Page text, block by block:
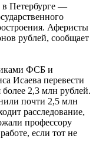
в Петербурге —
Аферисты
рублей, сообщает
ФСБ и
Исаева перевести
2,3 млн рублей.
почти 2,5 млн
расследование,
профессору
если тот не